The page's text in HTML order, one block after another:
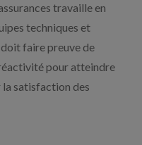
travaille en
techniques et
faire preuve de
pour atteindre
satisfaction des